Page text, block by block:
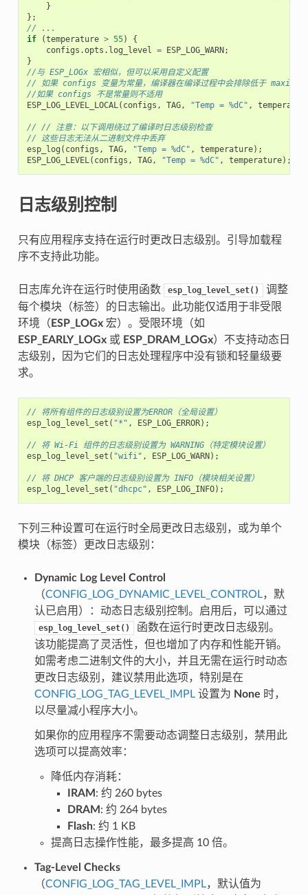
}
};
// ...
if
(temperature > 55)
{
configs .opts . log_level = ESP_LOG_WARN;
}
//与 ESP_LOGx 宏相似，但可以采用自定义配置
// 如果 configs 变量为常量，编译器在编译过程中会排除低于
//如果 configs 不是常量则不适用
ESP_LOG_LEVEL_LOCAL( configs , TAG, "Temp = %dC" ,
// // 注意：以下调用绕过了编译时日志级别检查
// 这些日志无法从二进制文件中丢弃
esp_log ( configs , TAG, "Temp = %dC" , temperature);
ESP_LOG_LEVEL( configs , TAG, "Temp = %dC" , temperature);
日志级别控制
只有应用程序支持在运行时更改日志级别。引导加载程
序不支持此功能。
日志库允许在运行时使用函数 esp_log_level_set()
调整
每个模块（标签）的日志输出。此功能仅适用于非受限
环境（ ESP_LOGx宏）。受限环境（如
ESP_EARLY_LOGx或 ESP_DRAM_LOGx）不支持动态日
志级别，因为它们的日志处理程序中没有锁和轻量级要
求。
// 将所有组件的日志级别设置为ERROR（全局设置）
esp_log_level_set ( "*" , ESP_LOG_ERROR);
// 将 Wi-Fi 组件的日志级别设置为 WARNING（特定模块设置）
esp_log_level_set ( "wifi" , ESP_LOG_WARN);
// 将 DHCP 客户端的日志级别设置为 INFO（模块相关设置）
esp_log_level_set ( "dhcpc" , ESP_LOG_INFO);
下列三种设置可在运行时全局更改日志级别，或为单个
模块（标签）更改日志级别：
Dynamic Log Level Control
（CONFIG_LOG_DYNAMIC_LEVEL_CONTROL，默
认已启用）：动态日志级别控制。启用后，可以通过
esp_log_level_set()
函数在运行时更改日志级别。
该功能提高了灵活性，但也增加了内存和性能开销。
如需考虑二进制文件的大小，并且无需在运行时动态
更改日志级别，建议禁用此选项，特别是在
CONFIG_LOG_TAG_LEVEL_IMPL设置为 None 时，
以尽量减小程序大小。
如果你的应用程序不需要动态调整日志级别，禁用此
选项可以提高效率：
降低内存消耗：
IRAM : 约 260 bytes
DRAM : 约 264 bytes
Flash: 约 1 KB
提高日志操作性能，最多提高 10 倍。
Tag-Level Checks
（CONFIG_LOG_TAG_LEVEL_IMPL，默认值为